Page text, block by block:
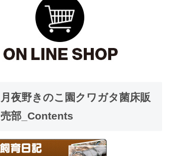
月夜野きのこ園クワガタ菌床販
売部_Contents